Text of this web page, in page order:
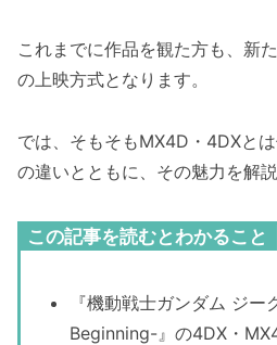
これまでに作品を観た方も、新
の上映方式となります。
では、そもそもMX4D・4DXと
の違いとともに、その魅力を解説
この記事を読むとわかること
『機動戦士ガンダム ジー
Beginning-』の4DX・